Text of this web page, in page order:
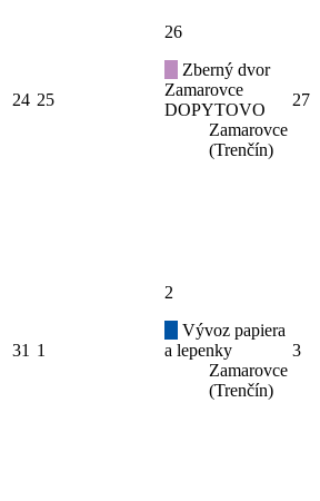
24 25
26
Zberný dvor
Zamarovce
DOPYTOVO
Zamarovce
(Trenčín)
27
31 1
2
Vývoz papiera
a lepenky
Zamarovce
(Trenčín)
3